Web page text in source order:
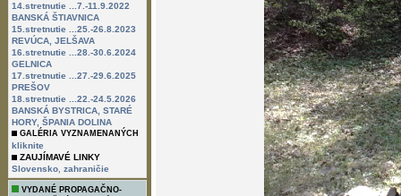
14.stretnutie ...7.-11.9.2022
BANSKÁ ŠTIAVNICA
15.stretnutie ...25.-26.8.2023
REVÚCA, JELŠAVA
16.stretnutie ...28.-30.6.2024
GELNICA
17.stretnutie ...27.-29.6.2025
PREŠOV
18.stretnutie ...22.-24.5.2026
BANSKÁ BYSTRICA, STARÉ
HORY, ŠPANIA DOLINA
GALÉRIA VYZNAMENANÝCH
kliknite
ZAUJÍMAVÉ LINKY
Slovensko zahraničie
VYDANÉ PROPAGAČNO-